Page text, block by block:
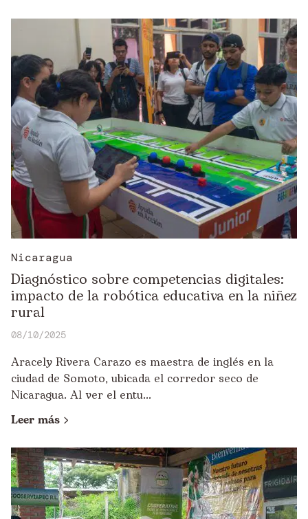
Nicaragua
Diagnóstico sobre competencias digitales:
impacto de la robótica educativa en la niñez
rural
08/10/2025
Aracely Rivera Carazo es maestra de inglés en la
ciudad de Somoto, ubicada el corredor seco de
Nicaragua. Al ver el entu...
Leer más